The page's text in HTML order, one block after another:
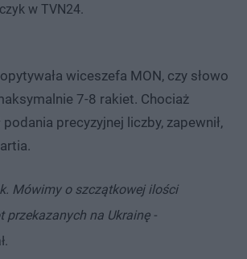
w TVN24.
wiceszefa MON, czy słowo
7-8 rakiet. Chociaż
precyzyjnej liczby, zapewnił,
Mówimy o szczątkowej ilości
przekazanych na Ukrainę -